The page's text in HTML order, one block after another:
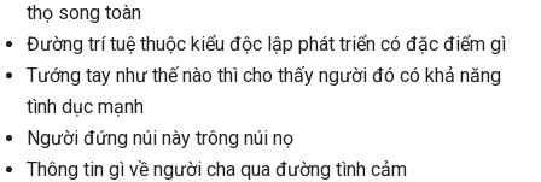
thọ song toàn
Đường trí tuệ thuộc kiểu độc lập phát triển có đặc điểm gì
Tướng tay như thế nào thì cho thấy người đó có khả năng
tình dục mạnh
Người đứng núi này trông núi nọ
Thông tin gì về người cha qua đường tình cảm